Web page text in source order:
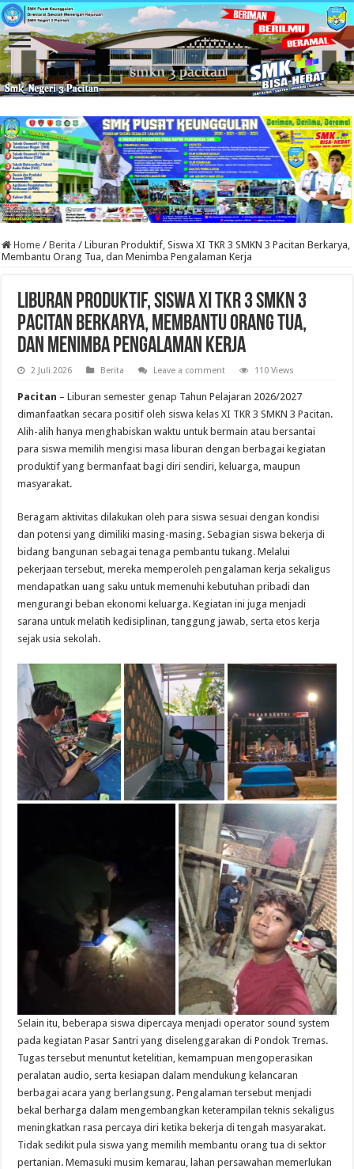
Home / Berita / Liburan Produktif, Siswa XI TKR 3 SMKN 3 Pacitan Berkarya,
Membantu Orang Tua, dan Menimba Pengalaman Kerja
Liburan Produktif, Siswa XI TKR 3 SMKN 3
Pacitan Berkarya, Membantu Orang Tua,
dan Menimba Pengalaman Kerja
2 Juli 2026 Berita Leave a comment 110 Views
Pacitan – Liburan semester genap Tahun Pelajaran 2026/2027
dimanfaatkan secara positif oleh siswa kelas XI TKR 3 SMKN 3 Pacitan.
Alih-alih hanya menghabiskan waktu untuk bermain atau bersantai
para siswa memilih mengisi masa liburan dengan berbagai kegiatan
produktif yang bermanfaat bagi diri sendiri, keluarga, maupun
masyarakat.
Beragam aktivitas dilakukan oleh para siswa sesuai dengan kondisi
dan potensi yang dimiliki masing-masing. Sebagian siswa bekerja di
bidang bangunan sebagai tenaga pembantu tukang. Melalui
pekerjaan tersebut, mereka memperoleh pengalaman kerja sekaligus
mendapatkan uang saku untuk memenuhi kebutuhan pribadi dan
mengurangi beban ekonomi keluarga. Kegiatan ini juga menjadi
sarana untuk melatih kedisiplinan, tanggung jawab, serta etos kerja
sejak usia sekolah.
Selain itu, beberapa siswa dipercaya menjadi operator sound system
pada kegiatan Pasar Santri yang diselenggarakan di Pondok Tremas.
Tugas tersebut menuntut ketelitian, kemampuan mengoperasikan
peralatan audio, serta kesiapan dalam mendukung kelancaran
berbagai acara yang berlangsung. Pengalaman tersebut menjadi
bekal berharga dalam mengembangkan keterampilan teknis sekaligus
meningkatkan rasa percaya diri ketika bekerja di tengah masyarakat.
Tidak sedikit pula siswa yang memilih membantu orang tua di sektor
pertanian. Memasuki musim kemarau, lahan persawahan memerlukan